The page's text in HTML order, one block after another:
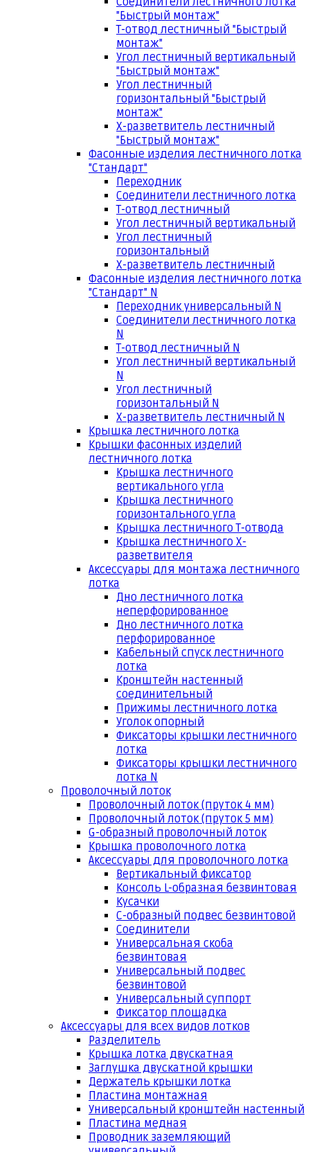
"Быстрый монтаж"
Т-отвод лестничный "Быстрый
монтаж"
Угол лестничный вертикальный
"Быстрый монтаж"
Угол лестничный
горизонтальный "Быстрый
монтаж"
Х-разветвитель лестничный
"Быстрый монтаж"
Фасонные изделия лестничного лотка
"Стандарт"
Переходник
Соединители лестничного лотка
Т-отвод лестничный
Угол лестничный вертикальный
Угол лестничный
горизонтальный
Х-разветвитель лестничный
Фасонные изделия лестничного лотка
"Стандарт" N
Переходник универсальный N
Соединители лестничного лотка
N
Т-отвод лестничный N
Угол лестничный вертикальный
N
Угол лестничный
горизонтальный N
Х-разветвитель лестничный N
Крышка лестничного лотка
Крышки фасонных изделий
лестничного лотка
Крышка лестничного
вертикального угла
Крышка лестничного
горизонтального угла
Крышка лестничного Т-отвода
Крышка лестничного Х-
разветвителя
Аксессуары для монтажа лестничного
лотка
Дно лестничного лотка
неперфорированное
Дно лестничного лотка
перфорированное
Кабельный спуск лестничного
лотка
Кронштейн настенный
соединительный
Прижимы лестничного лотка
Уголок опорный
Фиксаторы крышки лестничного
лотка
Фиксаторы крышки лестничного
лотка N
Проволочный лоток
Проволочный лоток (пруток 4 мм)
Проволочный лоток (пруток 5 мм)
G-образный проволочный лоток
Крышка проволочного лотка
Аксессуары для проволочного лотка
Вертикальный фиксатор
Консоль L-образная безвинтовая
Кусачки
С-образный подвес безвинтовой
Соединители
Универсальная скоба
безвинтовая
Универсальный подвес
безвинтовой
Универсальный суппорт
Фиксатор площадка
Аксессуары для всех видов лотков
Разделитель
Крышка лотка двускатная
Заглушка двускатной крышки
Держатель крышки лотка
Пластина монтажная
Универсальный кронштейн настенный
Пластина медная
Проводник заземляющий